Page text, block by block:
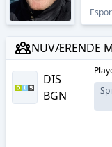
NUVÆRENDE
DIS
BGN